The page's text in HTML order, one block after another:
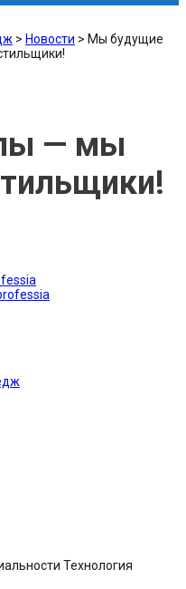
> Новости > Мы будущие
— мы
Технология